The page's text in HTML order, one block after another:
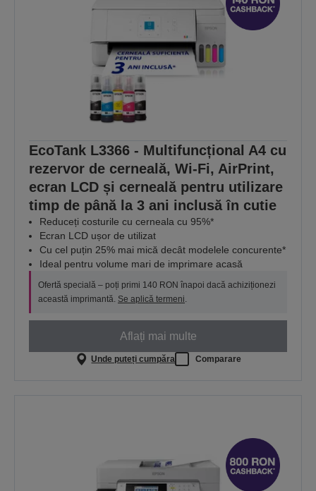
EcoTank L3366 - Multifuncțional A4 cu
rezervor de cerneală, Wi-Fi, AirPrint,
ecran LCD și cerneală pentru utilizare
timp de până la 3 ani inclusă în cutie
Reduceți costurile cu cerneala cu 95%*
Ecran LCD ușor de utilizat
Cu cel puțin 25% mai mică decât modelele concurente*
Ideal pentru volume mari de imprimare acasă
Ofertă specială – poți primi 140 RON înapoi dacă achiziționezi
această imprimantă. Se aplică termeni.
Aflați mai multe
Unde puteți cumpăra Comparare